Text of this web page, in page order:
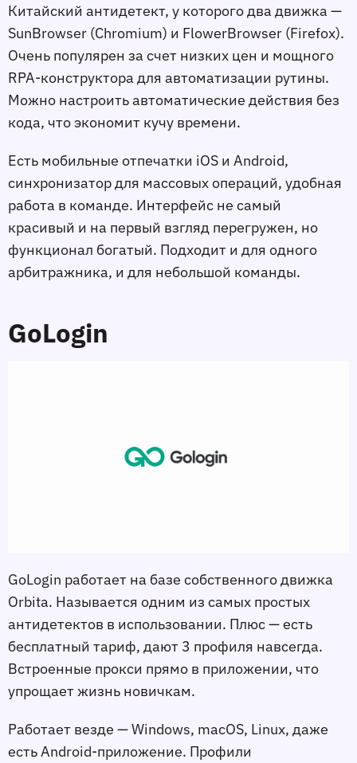
Китайский антидетект, у которого два движка —
SunBrowser (Chromium) и FlowerBrowser (Firefox).
Очень популярен за счет низких цен и мощного
RPA-конструктора для автоматизации рутины.
Можно настроить автоматические действия без
кода, что экономит кучу времени.
Есть мобильные отпечатки iOS и Android,
синхронизатор для массовых операций, удобная
работа в команде. Интерфейс не самый
красивый и на первый взгляд перегружен, но
функционал богатый. Подходит и для одного
арбитражника, и для небольшой команды.
GoLogin
GoLogin работает на базе собственного движка
Orbita. Называется одним из самых простых
антидетектов в использовании. Плюс — есть
бесплатный тариф, дают 3 профиля навсегда.
Встроенные прокси прямо в приложении, что
упрощает жизнь новичкам.
Работает везде — Windows, macOS, Linux, даже
есть Android-приложение. Профили